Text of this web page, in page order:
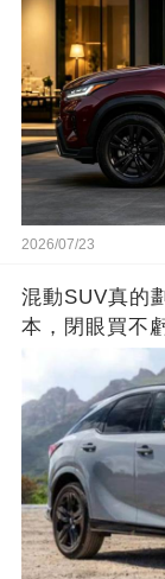
2026/07/23
混動SUV真的
本，閉眼買不